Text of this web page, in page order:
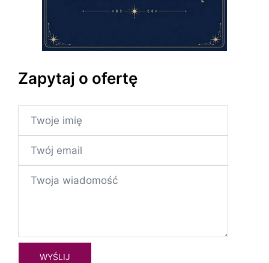
Zapytaj o ofertę